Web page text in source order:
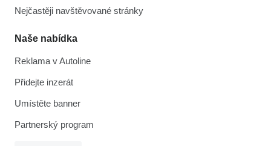
Nejčastěji navštěvované stránky
Naše nabídka
Reklama v Autoline
Přidejte inzerát
Umístěte banner
Partnerský program